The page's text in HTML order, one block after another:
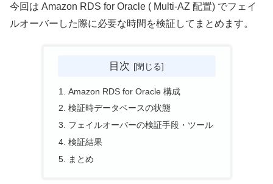
今回は Amazon RDS for Oracle ( Multi-AZ 配置) でフェイ
ルオーバーした際に必要な時間を検証してまとめます。
目次
Amazon RDS for Oracle 構成
検証時データベースの状態
フェイルオーバーの検証手段・ツール
検証結果
まとめ